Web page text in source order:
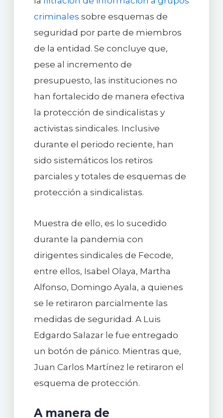
criminales sobre esquemas de
seguridad por parte de miembros
de la entidad. Se concluye que,
pese al incremento de
presupuesto, las instituciones no
han fortalecido de manera efectiva
la protección de sindicalistas y
activistas sindicales. Inclusive
durante el periodo reciente, han
sido sistemáticos los retiros
parciales y totales de esquemas de
protección a sindicalistas.
Muestra de ello, es lo sucedido
durante la pandemia con
dirigentes sindicales de Fecode,
entre ellos, Isabel Olaya, Martha
Alfonso, Domingo Ayala, a quienes
se le retiraron parcialmente las
medidas de seguridad. A Luis
Edgardo Salazar le fue entregado
un botón de pánico. Mientras que,
Juan Carlos Martínez le retiraron el
esquema de protección.
A manera de